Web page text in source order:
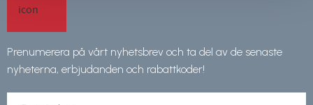
Prenumerera på vårt nyhetsbrev och ta del av de senaste
nyheterna, erbjudanden och rabattkoder!